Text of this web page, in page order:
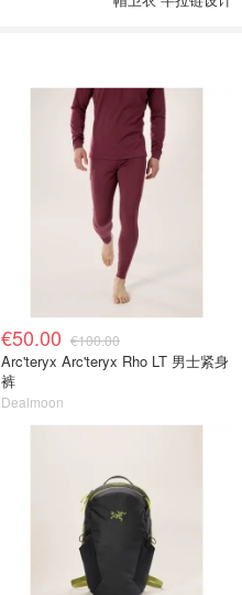
€50.00 €100.00
Arc'teryx Arc'teryx Rho LT 男士紧身
裤
Dealmoon